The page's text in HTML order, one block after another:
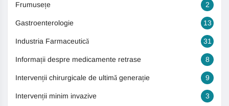
Frumusețe 2
Gastroenterologie 13
Industria Farmaceutică 31
Informații despre medicamente retrase 8
Intervenții chirurgicale de ultimă generație 9
Intervenții minim invazive 3